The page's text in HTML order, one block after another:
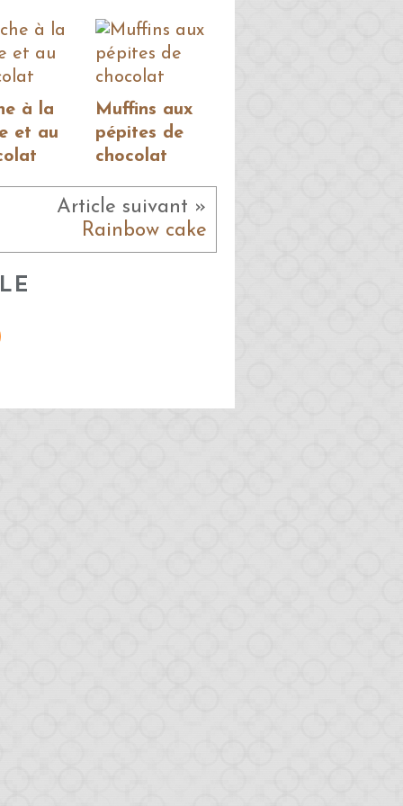
à la
et au
Muffins aux
pépites de
chocolat
Article suivant »
Rainbow cake